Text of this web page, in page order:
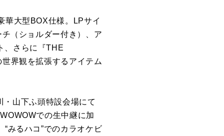
華大型BOX仕様。LPサイ
（ショルダー付き）、ア
、さらに『THE
界観を拡張するアイテム
・山下ふ頭特設会場にて
での生中継に加
みるハコ”でのカラオケビ